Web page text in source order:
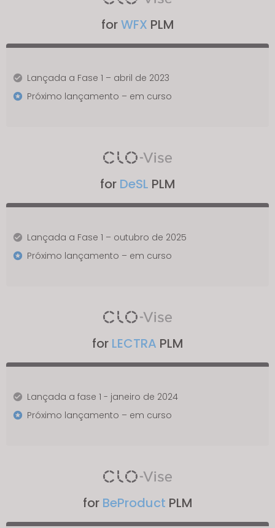
forWFX PLM
Lançada a Fase 1 – abril de 2023
Próximo lançamento – em curso
for DeSL PLM
Lançada a Fase 1 – outubro de 2025
Próximo lançamento – em curso
for LECTRA PLM
Lançada a fase 1 - janeiro de 2024
Próximo lançamento – em curso
for BeProduct PLM